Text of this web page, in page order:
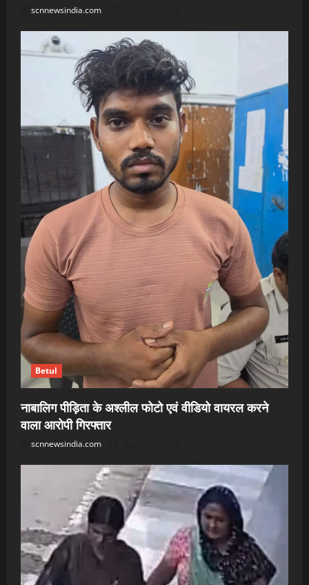
scnnewsindia.com
Betul
नाबालिग पीड़िता के अश्लील फोटो एवं वीडियो वायरल करने
वाला आरोपी गिरफ्तार
scnnewsindia.com